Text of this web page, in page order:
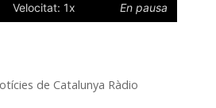
Velocitat: 1x En pausa
de Catalunya Ràdio